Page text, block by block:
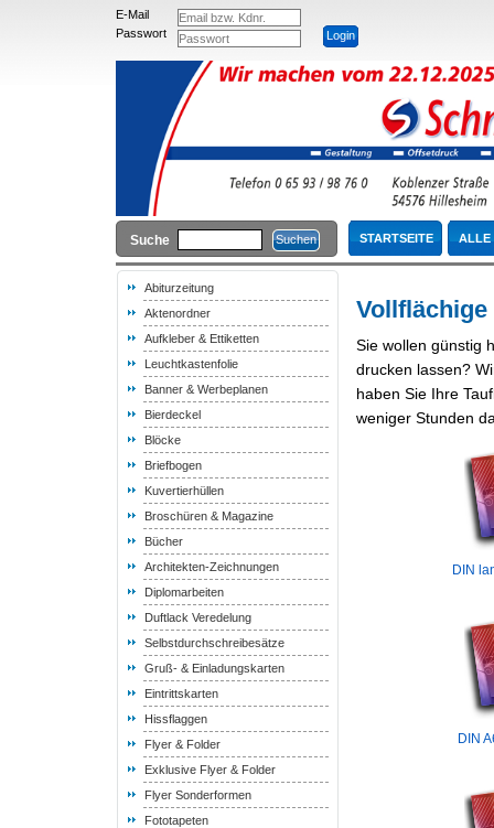
E-Mail
Passwort
Suche STARTSEITE ALLE
Abiturzeitung
Aktenordner
Aufkleber & Ettiketten
Leuchtkastenfolie
Banner & Werbeplanen
Bierdeckel
Blöcke
Briefbogen
Kuvertierhüllen
Broschüren & Magazine
Bücher
Architekten-Zeichnungen
Diplomarbeiten
Duftlack Veredelung
Selbstdurchschreibesätze
Gruß- & Einladungskarten
Eintrittskarten
Hissflaggen
Flyer & Folder
Exklusive Flyer & Folder
Flyer Sonderformen
Fototapeten
Vollflächige
Sie wollen günstig
drucken lassen?
haben Sie Ihre
weniger Stunden
DIN
DIN